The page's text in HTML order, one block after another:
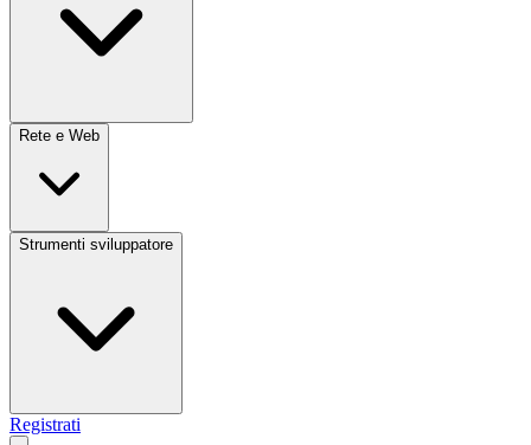
Rete e Web
Strumenti sviluppatore
Registrati